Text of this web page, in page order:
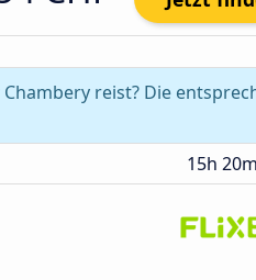
reist? Die
15h